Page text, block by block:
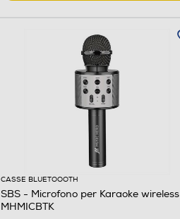
CASSE BLUETOOOTH
SBS - Microfono per Karaoke wireless
MHMICBTK